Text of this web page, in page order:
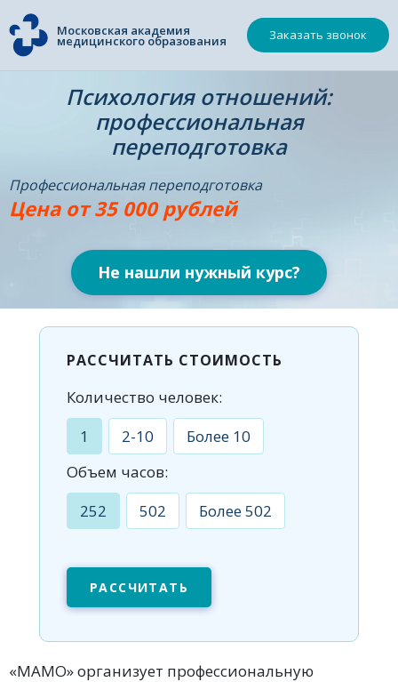
Московская академия
медицинского образования Заказать звонок
Психология отношений:
профессиональная
переподготовка
Профессиональная переподготовка
Цена от 35 000 рублей
Не нашли нужный курс?
РАССЧИТАТЬ СТОИМОСТЬ
Количество человек:
1
2-10
Более 10
Объем часов:
252
502 Более 502
РАССЧИТАТЬ
«МАМО» организует профессиональную